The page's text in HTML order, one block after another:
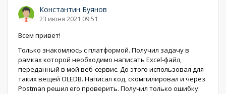
Константин Буянов
23 июня 2021 09:51
Всем привет!
Только знакомлюсь с платформой. Получил задачу в
рамках которой необходимо написать Excel-файл,
переданный в мой веб-сервис. До этого использовал для
таких вещей OLEDB. Написал код, скомпилировал и через
Postman решил его проверить. Получил только ошибку: